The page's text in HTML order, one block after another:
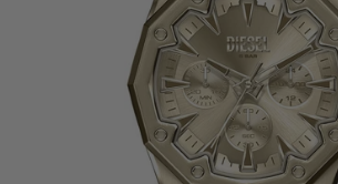
Open
media
1
in
gallery
view